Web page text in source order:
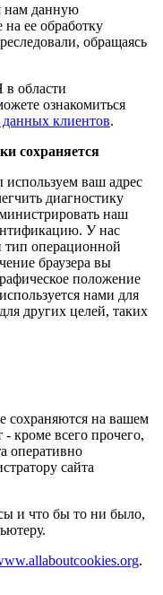
нам данную
ее обработку
обращаясь
области
ознакомиться
клиентов.
сохраняется
ваш адрес
диагностику
наш
У нас
тип операционной
браузера вы
положение
нами для
других целей, таких
сохраняются на вашем
кроме всего прочего,
оперативно
сайта
и что бы то ни было,
.